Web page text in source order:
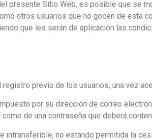
presente Sitio Web, es posible que se
otros usuarios que no gocen de esta
que les serán de aplicación las
previo de los usuarios, una vez
por su dirección de correo
de una contraseña que deberá
intransferible, no estando permitida la